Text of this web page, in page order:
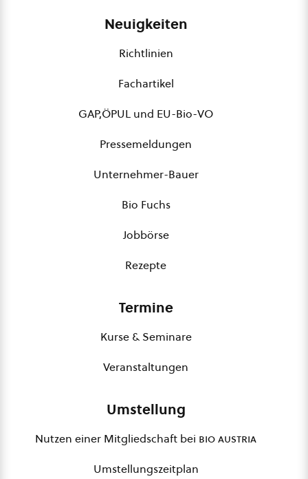
Neuigkeiten
Richtlinien
Fachartikel
GAP,ÖPUL und EU-Bio-VO
Pressemeldungen
Unternehmer-Bauer
Bio Fuchs
Jobbörse
Rezepte
Termine
Kurse & Seminare
Veranstaltungen
Umstellung
Nutzen einer Mitgliedschaft bei bio austria
Umstellungszeitplan